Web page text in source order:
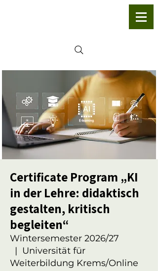
Certificate Program „KI
in der Lehre: didaktisch
gestalten, kritisch
begleiten“
Wintersemester 2026/27
  |
Universität für
Weiterbildung Krems/Online